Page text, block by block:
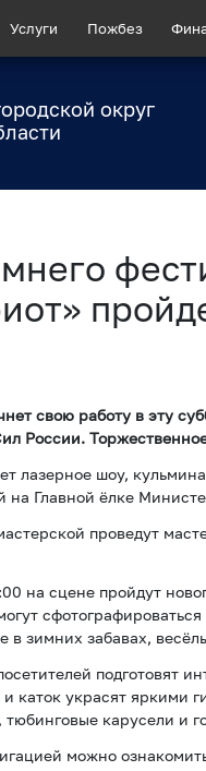
Услуги Пожбез
округ
свою работу в эту
России.
лазерное шоу,
на Главной ёлке
проведут
на сцене пройдут
в зимних забавах,
подготовят
каток украсят яркими
тюбинговые карусели и
можно